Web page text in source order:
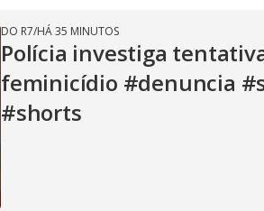
DO R7/HÁ 35 MINUTOS
Polícia investiga
feminicídio #denuncia
#shorts